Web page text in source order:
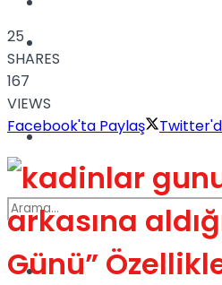
Dünya
Türkiye
25
SHARES
167
VIEWS
Facebook'ta Paylaş
arkasına
Günü”